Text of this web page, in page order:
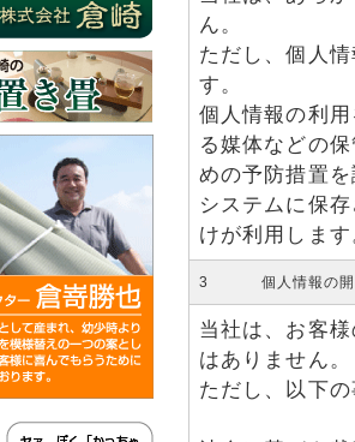
ん。
ただし、個人
す。
個人情報の利
る媒体などの
めの予防措置
システムに保
けが利用しま
3 個人情報の開
当社は、お客
はありません。
ただし、以下